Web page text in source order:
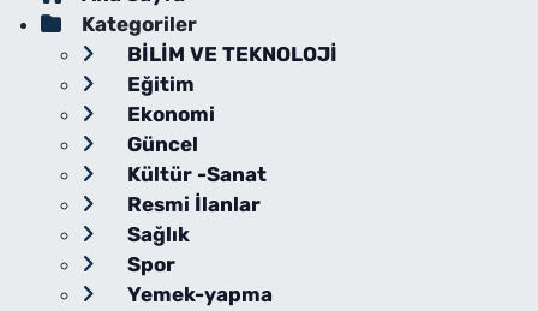
Kategoriler
BİLİM VE TEKNOLOJİ
Eğitim
Ekonomi
Güncel
Kültür -Sanat
Resmi İlanlar
Sağlık
Spor
Yemek-yapma